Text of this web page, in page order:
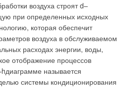
воздуха строят d–
при определенных исходных
которая обеспечит
воздуха в обслуживаемом
расходах энергии, воды,
отображение процессов
называется
системы кондиционирования